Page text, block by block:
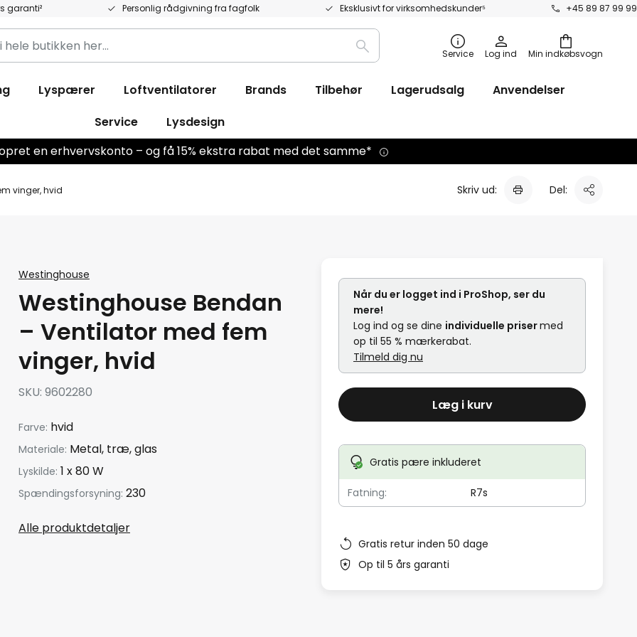
garanti² Personlig rådgivning fra fagfolk Eksklusivt for virksomhedskunder⁵ +45 89 87 99 99
Min indkøbsvogn
Søg
Service Log ind
Lyspærer Loftventilatorer Brands Tilbehør Lagerudsalg
Anvendelser
Service
Lysdesign
en erhvervskonto – og få 15% ekstra rabat med det samme*
vinger, hvid Skriv ud: Del:
Westinghouse
Westinghouse Bendan
– Ventilator med fem
vinger, hvid
SKU 9602280
Farve: hvid
Materiale: Metal, træ, glas
Lyskilde: 1 x 80 W
Spændingsforsyning: 230
Alle produktdetaljer
Når du er logget ind i ProShop, ser du
mere!
Log ind og se dine individuelle prisermed
op til 55 % mærkerabat.
Tilmeld dig nu
Læg i kurv
Gratis pære inkluderet
Fatning: R7s
Gratis retur inden 50 dage
Op til 5 års garanti